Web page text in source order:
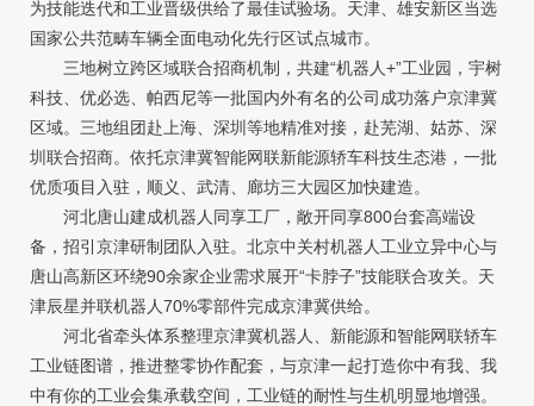
为技能迭代和工业晋级供给了最佳试验场。天津、雄安新区当选
国家公共范畴车辆全面电动化先行区试点城市。
三地树立跨区域联合招商机制，共建“机器人+”工业园，宇树
科技、优必选、帕西尼等一批国内外有名的公司成功落户京津冀
区域。三地组团赴上海、深圳等地精准对接，赴芜湖、姑苏、深
圳联合招商。依托京津冀智能网联新能源轿车科技生态港，一批
优质项目入驻，顺义、武清、廊坊三大园区加快建造。
河北唐山建成机器人同享工厂，敞开同享800台套高端设
备，招引京津研制团队入驻。北京中关村机器人工业立异中心与
唐山高新区环绕90余家企业需求展开“卡脖子”技能联合攻关。天
津辰星并联机器人70%零部件完成京津冀供给。
河北省牵头体系整理京津冀机器人、新能源和智能网联轿车
工业链图谱，推进整零协作配套，与京津一起打造你中有我、我
中有你的工业会集承载空间，工业链的耐性与生机明显地增强。